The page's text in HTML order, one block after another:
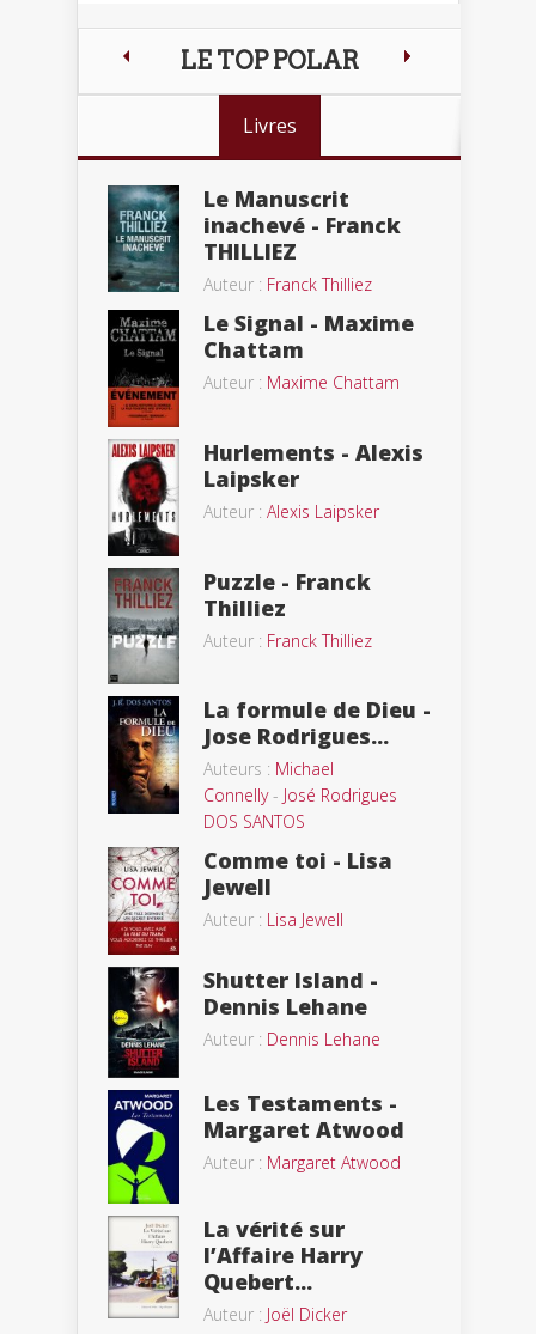
LE TOP POLAR
Livres
Le Manuscrit
inachevé - Franck
THILLIEZ
Auteur : Franck Thilliez
Le Signal - Maxime
Chattam
Auteur : Maxime Chattam
Hurlements - Alexis
Laipsker
Auteur : Alexis Laipsker
Puzzle - Franck
Thilliez
Auteur : Franck Thilliez
La formule de Dieu -
Jose Rodrigues...
Auteurs : Michael
Connelly- José Rodrigues
DOS SANTOS
Comme toi - Lisa
Jewell
Auteur : Lisa Jewell
Shutter Island -
Dennis Lehane
Auteur : Dennis Lehane
Les Testaments -
Margaret Atwood
Auteur : Margaret Atwood
La vérité sur
l’Affaire Harry
Quebert...
Auteur : Joël Dicker